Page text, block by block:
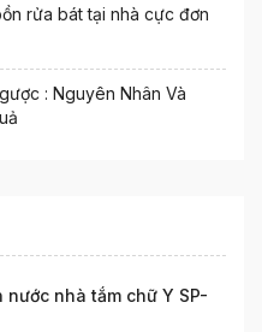
rửa bát tại nhà cực đơn
: Nguyên Nhân Và
nước nhà tắm chữ Y SP-